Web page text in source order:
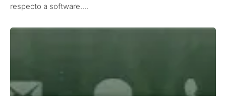
respecto a software....